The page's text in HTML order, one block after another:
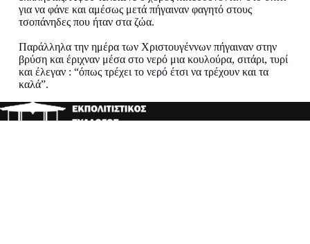
για να φάνε και αμέσως μετά πήγαιναν φαγητό στους
τσοπάνηδες που ήταν στα ζώα.
Παράλληλα την ημέρα των Χριστουγέννων πήγαιναν στην
βρύση και έριχναν μέσα στο νερό μια κουλούρα, σιτάρι, τυρί
και έλεγαν : “όπως τρέχει το νερό έτσι να τρέχουν και τα
καλά”.